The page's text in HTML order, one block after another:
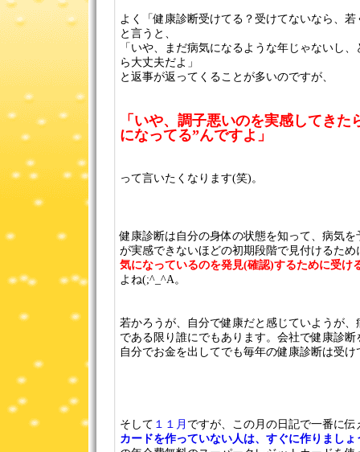
よく「健康診断受けてる？受けてないなら、
と言うと、
「いや、まだ病気になるような年じゃないし
ら大丈夫だよ」
と返事が返ってくることが多いのですが、
「いや、調子悪いのを実感してきた
になってる”んですよ」
って言いたくなります(笑)。
健康診断は自分の身体の状態を知って、病気
が実感できないほどの初期段階で見付けるた
気になっているのを発見(確認)するために受け
よね(;^_^A。
若かろうが、自分で健康だと感じていようが
である限り誰にでもあります。会社で健康診
自分でお金を出してでも毎年の健康診断は受
そして １１月 ですが、この月の日記で一番に
カードを作っていない人は、すぐに作りましょ